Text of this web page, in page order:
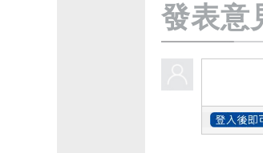
發表意